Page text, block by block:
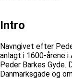
Intro
Navngivet efter
anlagt i 1600-årene
Peder Barkes Gyde.
Danmarksgade og